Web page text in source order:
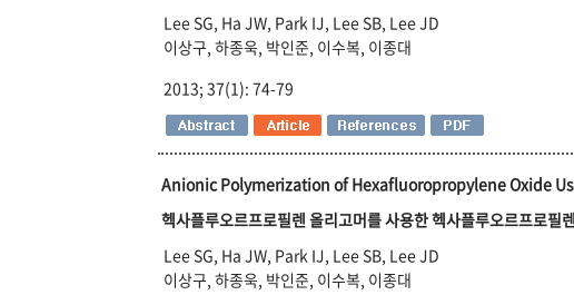
Lee SG, Ha JW, Park IJ, Lee SB, Lee JD
이상구, 하종욱, 박인준, 이수복, 이종대
2013; 37(1): 74-79
Anionic Polymerization of Hexafluoropropylene Oxide
헥사플루오르프로필렌 올리고머를 사용한 헥사플루오르프로필
Lee SG, Ha JW, Park IJ, Lee SB, Lee JD
이상구, 하종욱, 박인준, 이수복, 이종대